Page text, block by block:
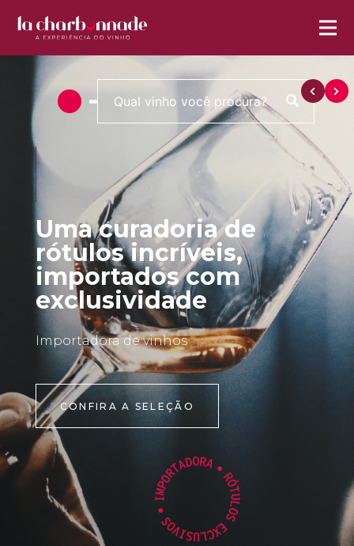
Uma curadoria de
rótulos incríveis,
importados com
exclusividade
Importadora de vinhos
CONFIRA A SELEÇÃO